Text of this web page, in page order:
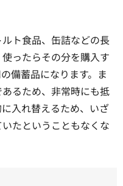
ト食品、缶詰などの長
ったらその分を購入す
備蓄品になります。ま
るため、非常時にも抵
入れ替えるため、いざ
たということもなくな